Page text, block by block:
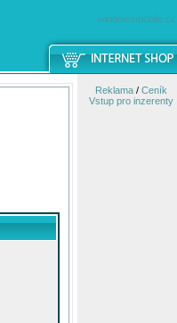
windowsmobile.cz
Reklama/ Ceník
Vstup pro inzerenty